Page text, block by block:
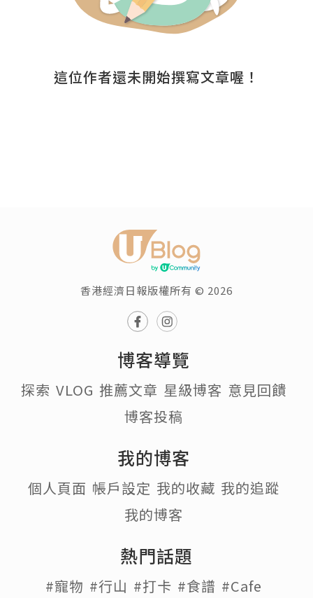
這位作者還未開始撰寫文章喔！
香港經濟日報版權所有 © 2026
博客導覽
探索 VLOG 推薦文章 星級博客 意見回饋
博客投稿
我的博客
個人頁面 帳戶設定 我的收藏 我的追蹤
我的博客
熱門話題
#寵物 #行山 #打卡 #食譜 #Cafe